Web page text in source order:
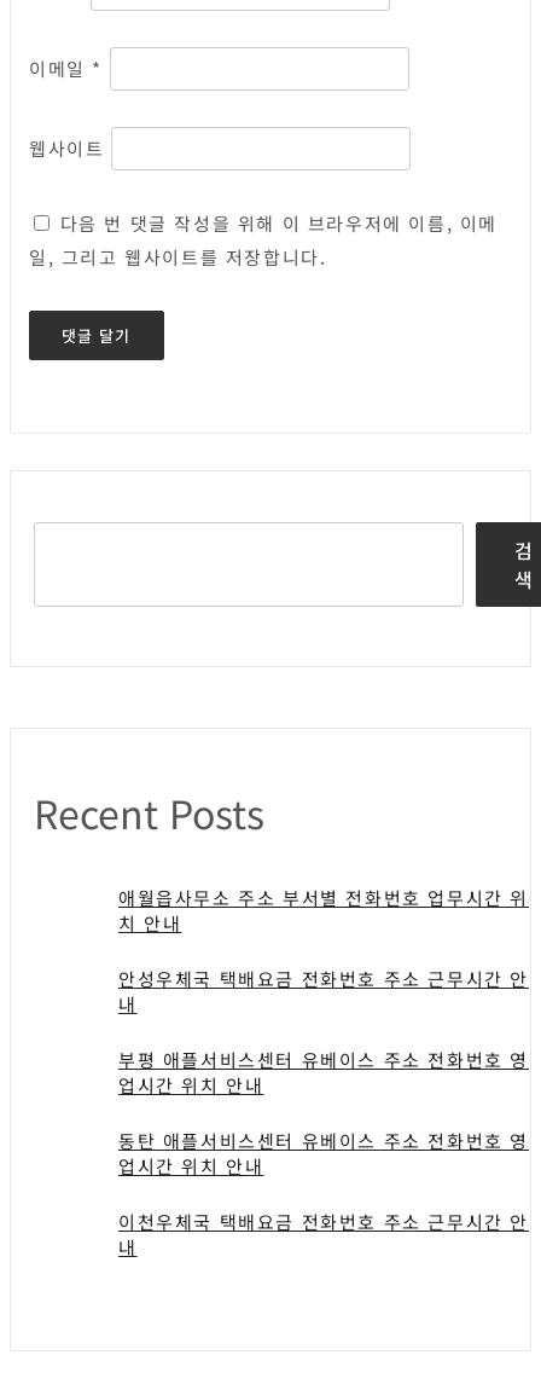
이메일 *
웹사이트
다음 번 댓글 작성을 위해 이 브라우저에 이름, 이메
일, 그리고 웹사이트를 저장합니다.
검
색
Recent Posts
애월읍사무소 주소 부서별 전화번호 업무시간 위
치 안내
안성우체국 택배요금 전화번호 주소 근무시간 안
내
부평 애플서비스센터 유베이스 주소 전화번호 영
업시간 위치 안내
동탄 애플서비스센터 유베이스 주소 전화번호 영
업시간 위치 안내
이천우체국 택배요금 전화번호 주소 근무시간 안
내